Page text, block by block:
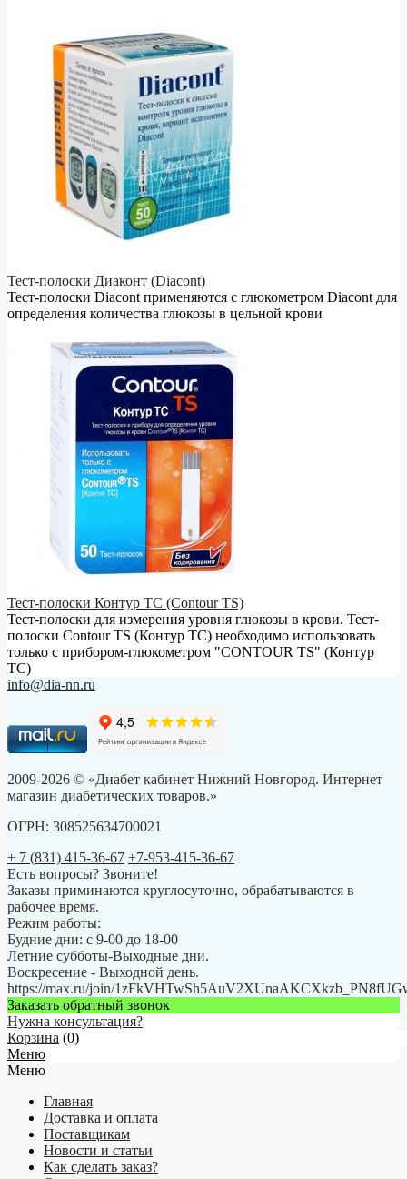
Тест-полоски Диаконт (Diacont)
Тест-полоски Diacont применяются с глюкометром Diacont для
определения количества глюкозы в цельной крови
Тест-полоски Контур ТС (Contour TS)
Тест-полоски для измерения уровня глюкозы в крови. Тест-
полоски Contour TS (Контур ТС) необходимо использовать
только с прибором-глюкометром "CONTOUR TS" (Контур
ТС)
info@dia-nn.ru
2009-2026 © «Диабет кабинет Нижний Новгород. Интернет
магазин диабетических товаров.»
ОГРН: 308525634700021
+ 7 (831) 415-36-67 +7-953-415-36-67
Есть вопросы? Звоните!
Заказы приминаются круглосуточно, обрабатываются в
рабочее время.
Режим работы:
Будние дни: с 9-00 до 18-00
Летние субботы-Выходные дни.
Воскресение - Выходной день.
https://max.ru/join/
Заказать обратный звонок
Нужна консультация?
Корзина (0)
Меню
Меню
Главная
Доставка и оплата
Поставщикам
Новости и статьи
Как сделать заказ?